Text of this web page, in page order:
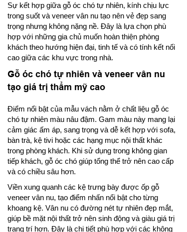
Sự kết hợp giữa gỗ óc chó tự nhiên, kính chịu lực
trong suốt và veneer vân nu tạo nên vẻ đẹp sang
trọng nhưng không nặng nề. Đây là lựa chọn phù
hợp với những gia chủ muốn hoàn thiện phòng
khách theo hướng hiện đại, tinh tế và có tính kết nối
cao giữa các khu vực trong nhà.
Gỗ óc chó tự nhiên và veneer vân nu
tạo giá trị thẩm mỹ cao
Điểm nổi bật của mẫu vách nằm ở chất liệu gỗ óc
chó tự nhiên màu nâu đậm. Gam màu này mang lại
cảm giác ấm áp, sang trọng và dễ kết hợp với sofa,
bàn trà, kệ tivi hoặc các hạng mục nội thất khác
trong phòng khách. Khi sử dụng trong không gian
tiếp khách, gỗ óc chó giúp tổng thể trở nên cao cấp
và có chiều sâu hơn.
Viền xung quanh các kệ trưng bày được ốp gỗ
veneer vân nu, tạo điểm nhấn nổi bật cho từng
khoang kệ. Vân nu có đường nét tự nhiên đẹp mắt,
giúp bề mặt nội thất trở nên sinh động và giàu giá trị
trang trí hơn. Đây là chi tiết phù hợp với các không